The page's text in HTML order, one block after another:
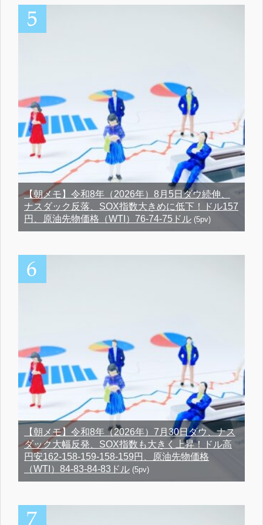
【朝メモ】令和8年（2026年）8月5日ダウ続伸、
ナスダック反落、SOX指数大きめに低下！ドル157
円、原油先物価格（WTI）76-74-75ドル (5pv)
【朝メモ】令和8年（2026年）7月30日ダウ、ナス
ダック大幅反発、SOX指数も大きく上昇！ドル高
円安162-158-159-158-159円、原油先物価格
（WTI）84-83-84-83ドル (5pv)